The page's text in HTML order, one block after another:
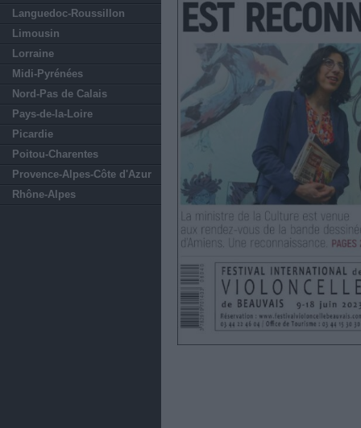
Languedoc-Roussillon
Limousin
Lorraine
Midi-Pyrénées
Nord-Pas de Calais
Pays-de-la-Loire
Picardie
Poitou-Charentes
Provence-Alpes-Côte d'Azur
Rhône-Alpes